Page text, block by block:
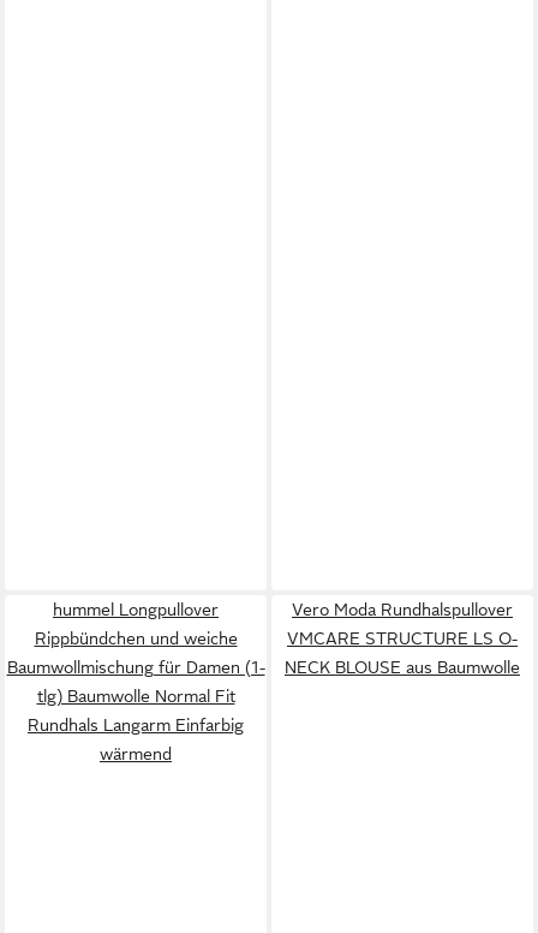
hummel Longpullover
Rippbündchen und weiche
Baumwollmischung für Damen (1-
tlg) Baumwolle Normal Fit
Rundhals Langarm Einfarbig
wärmend
Vero Moda Rundhalspullover
VMCARE STRUCTURE LS O-
NECK BLOUSE aus Baumwolle